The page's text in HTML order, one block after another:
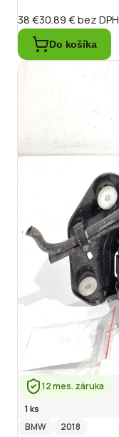
38 €30.89 €bez DPH
Do košíka
12 mes. záruka
1 ks
BMW
2018